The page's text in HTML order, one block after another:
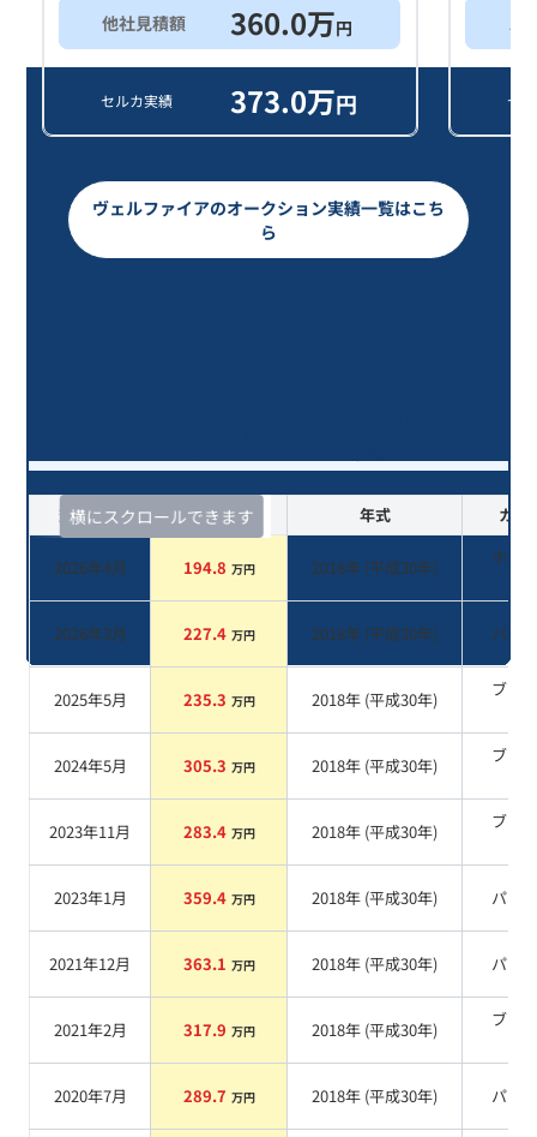
他社見積額 360.0万円
セルカ実績 373.0万円
ス
セ
ヴェルファイアのオークション実績一覧はこち
ら
横にスクロールできます
査定時期 セルカ実績 年式 カラ
2026年4月 194.8 万円 2018年 (平成30年)
ホワ
2026年3月 227.4 万円 2018年 (平成30年) パール
2025年5月 235.3 万円 2018年 (平成30年)
ブラ
2024年5月 305.3 万円 2018年 (平成30年)
ブラ
2023年11月 283.4 万円 2018年 (平成30年)
ブラ
2023年1月 359.4 万円 2018年 (平成30年) パール
2021年12月 363.1 万円 2018年 (平成30年) パール
2021年2月 317.9 万円 2018年 (平成30年)
ブラ
2020年7月 289.7 万円 2018年 (平成30年) パール